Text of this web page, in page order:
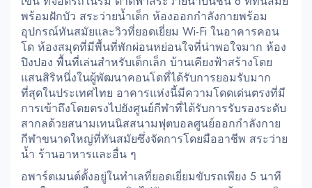
พร้อมฝักบัว สระว่ายน้ำเด็ก ห้องออกกำลังกายพร้อม
อุปกรณ์ทันสมัยและวิวที่ยอดเยี่ยม Wi-Fi ในอาคารคอน
โด ห้องสมุดที่มีพื้นที่พักผ่อนหย่อนใจที่น่าพอใจมาก ห้อง
ปิงปอง พื้นที่เล่นสำหรับเด็กเล็ก บ้านเคียงฟ้าสร้างโดย
แสนสิริหนึ่งในผู้พัฒนาคอนโดที่ได้รับการยอมรับมาก
ที่สุดในประเทศไทย อาคารแห่งนี้มีความโดดเด่นตรงที่มี
การเข้าถึงโดยตรงไปยังศูนย์กีฬาที่ได้รับการรับรองระดับ
สากลด้วยสนามเทนนิสสนามฟุตบอลศูนย์ออกกำลังกาย
กีฬาขนาดใหญ่ที่ทันสมัยซึ่งจัดการโดยมืออาชีพ สระว่าย
น้ำ ร้านอาหารและอื่น ๆ
อพาร์ตเมนต์ตั้งอยู่ในทำเลที่ยอดเยี่ยมขับรถเพียง 5 นาที